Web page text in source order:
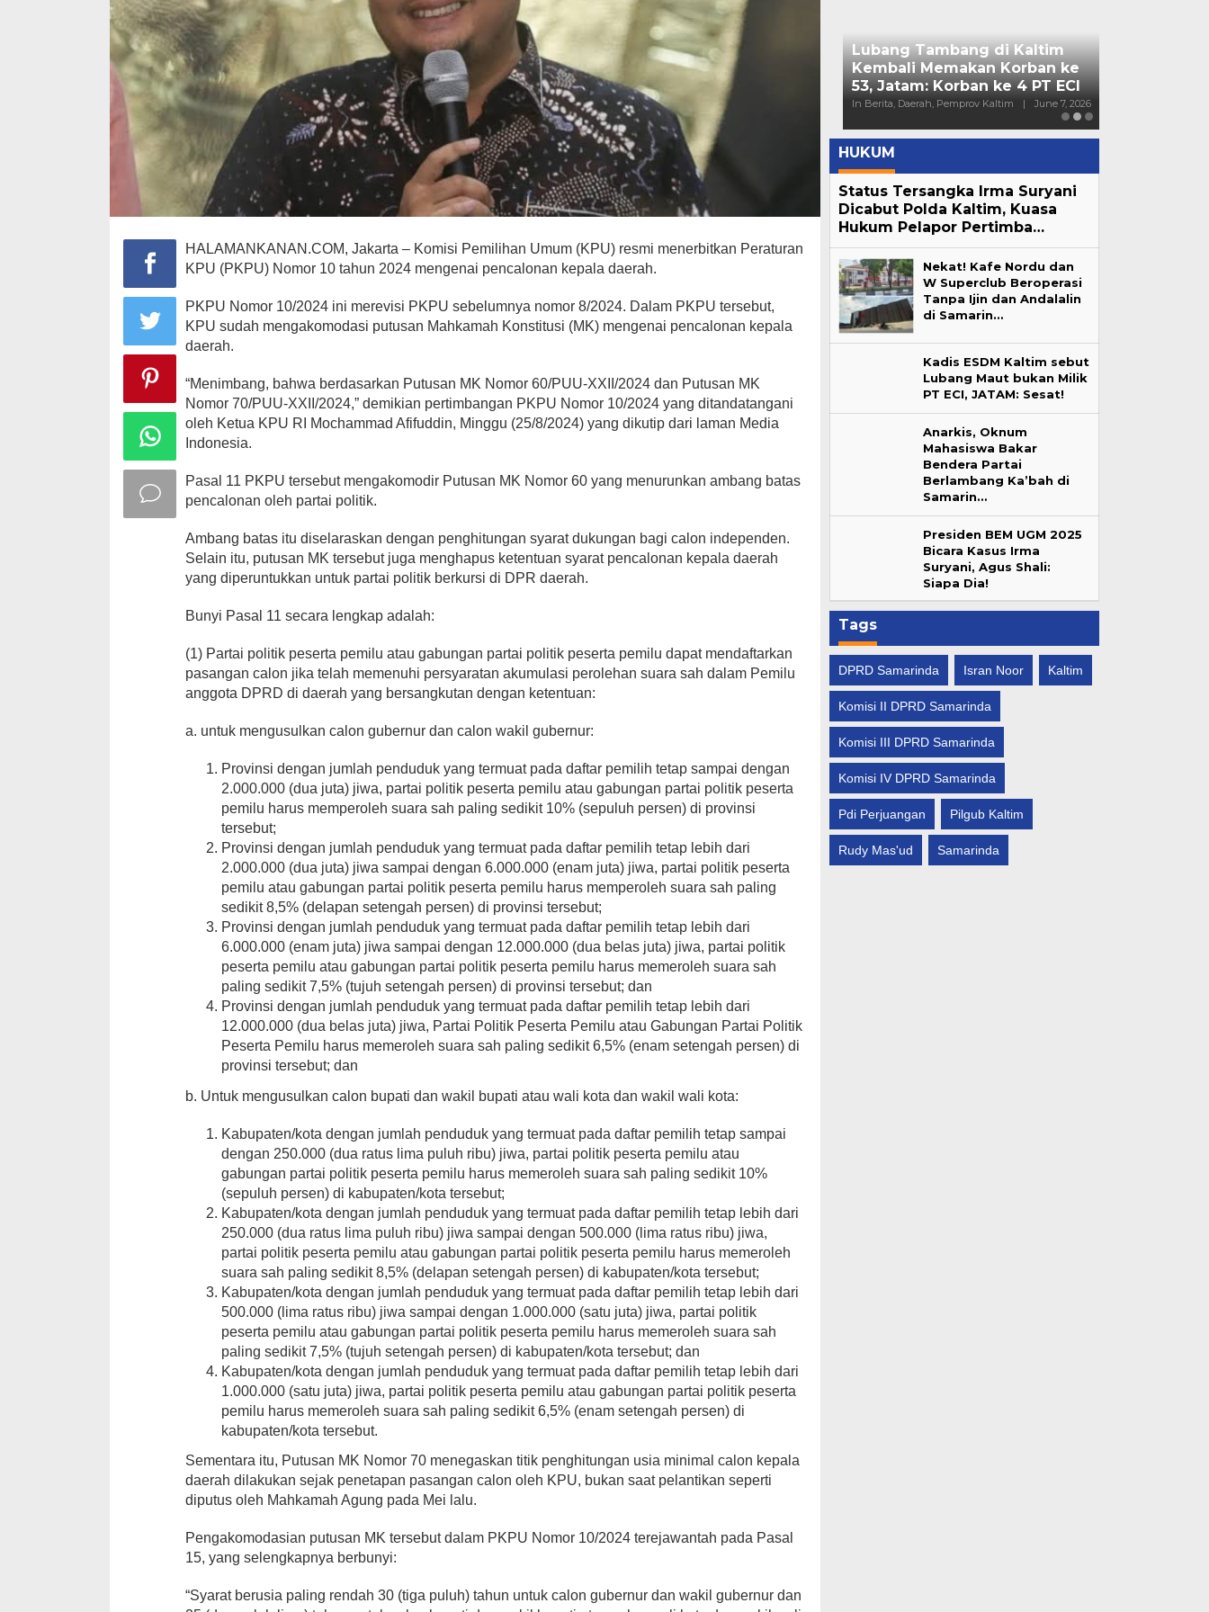
HALAMANKANAN.COM, Jakarta – Komisi Pemilihan Umum (KPU) resmi menerbitkan Peraturan
KPU (PKPU) Nomor 10 tahun 2024 mengenai pencalonan kepala daerah.
PKPU Nomor 10/2024 ini merevisi PKPU sebelumnya nomor 8/2024. Dalam PKPU tersebut,
KPU sudah mengakomodasi putusan Mahkamah Konstitusi (MK) mengenai pencalonan kepala
daerah.
“Menimbang, bahwa berdasarkan Putusan MK Nomor 60/PUU-XXII/2024 dan Putusan MK
Nomor 70/PUU-XXII/2024,” demikian pertimbangan PKPU Nomor 10/2024 yang ditandatangani
oleh Ketua KPU RI Mochammad Afifuddin, Minggu (25/8/2024) yang dikutip dari laman Media
Indonesia.
Pasal 11 PKPU tersebut mengakomodir Putusan MK Nomor 60 yang menurunkan ambang batas
pencalonan oleh partai politik.
Ambang batas itu diselaraskan dengan penghitungan syarat dukungan bagi calon independen.
Selain itu, putusan MK tersebut juga menghapus ketentuan syarat pencalonan kepala daerah
yang diperuntukkan untuk partai politik berkursi di DPR daerah.
Bunyi Pasal 11 secara lengkap adalah:
(1) Partai politik peserta pemilu atau gabungan partai politik peserta pemilu dapat mendaftarkan
pasangan calon jika telah memenuhi persyaratan akumulasi perolehan suara sah dalam Pemilu
anggota DPRD di daerah yang bersangkutan dengan ketentuan:
a. untuk mengusulkan calon gubernur dan calon wakil gubernur:
Provinsi dengan jumlah penduduk yang termuat pada daftar pemilih tetap sampai dengan
2.000.000 (dua juta) jiwa, partai politik peserta pemilu atau gabungan partai politik peserta
pemilu harus memperoleh suara sah paling sedikit 10% (sepuluh persen) di provinsi
tersebut;
Provinsi dengan jumlah penduduk yang termuat pada daftar pemilih tetap lebih dari
2.000.000 (dua juta) jiwa sampai dengan 6.000.000 (enam juta) jiwa, partai politik peserta
pemilu atau gabungan partai politik peserta pemilu harus memperoleh suara sah paling
sedikit 8,5% (delapan setengah persen) di provinsi tersebut;
Provinsi dengan jumlah penduduk yang termuat pada daftar pemilih tetap lebih dari
6.000.000 (enam juta) jiwa sampai dengan 12.000.000 (dua belas juta) jiwa, partai politik
peserta pemilu atau gabungan partai politik peserta pemilu harus memeroleh suara sah
paling sedikit 7,5% (tujuh setengah persen) di provinsi tersebut; dan
Provinsi dengan jumlah penduduk yang termuat pada daftar pemilih tetap lebih dari
12.000.000 (dua belas juta) jiwa, Partai Politik Peserta Pemilu atau Gabungan Partai Politik
Peserta Pemilu harus memeroleh suara sah paling sedikit 6,5% (enam setengah persen) di
provinsi tersebut; dan
b. Untuk mengusulkan calon bupati dan wakil bupati atau wali kota dan wakil wali kota:
Kabupaten/kota dengan jumlah penduduk yang termuat pada daftar pemilih tetap sampai
dengan 250.000 (dua ratus lima puluh ribu) jiwa, partai politik peserta pemilu atau
gabungan partai politik peserta pemilu harus memeroleh suara sah paling sedikit 10%
(sepuluh persen) di kabupaten/kota tersebut;
Kabupaten/kota dengan jumlah penduduk yang termuat pada daftar pemilih tetap lebih dari
250.000 (dua ratus lima puluh ribu) jiwa sampai dengan 500.000 (lima ratus ribu) jiwa,
partai politik peserta pemilu atau gabungan partai politik peserta pemilu harus memeroleh
suara sah paling sedikit 8,5% (delapan setengah persen) di kabupaten/kota tersebut;
Kabupaten/kota dengan jumlah penduduk yang termuat pada daftar pemilih tetap lebih dari
500.000 (lima ratus ribu) jiwa sampai dengan 1.000.000 (satu juta) jiwa, partai politik
peserta pemilu atau gabungan partai politik peserta pemilu harus memeroleh suara sah
paling sedikit 7,5% (tujuh setengah persen) di kabupaten/kota tersebut; dan
Kabupaten/kota dengan jumlah penduduk yang termuat pada daftar pemilih tetap lebih dari
1.000.000 (satu juta) jiwa, partai politik peserta pemilu atau gabungan partai politik peserta
pemilu harus memeroleh suara sah paling sedikit 6,5% (enam setengah persen) di
kabupaten/kota tersebut.
Sementara itu, Putusan MK Nomor 70 menegaskan titik penghitungan usia minimal calon kepala
daerah dilakukan sejak penetapan pasangan calon oleh KPU, bukan saat pelantikan seperti
diputus oleh Mahkamah Agung pada Mei lalu.
Pengakomodasian putusan MK tersebut dalam PKPU Nomor 10/2024 terejawantah pada Pasal
15, yang selengkapnya berbunyi:
“Syarat berusia paling rendah 30 (tiga puluh) tahun untuk calon gubernur dan wakil gubernur dan
Bendera Partai Dibakar, PPP
Kaltim Laporkan Oknum
Mahasiswa ke Polisi!
In Berita, Daerah, Nasional, Politik | May 25, 2026
HUKUM
Status Tersangka Irma Suryani
Dicabut Polda Kaltim, Kuasa
Hukum Pelapor Pertimba…
Nekat! Kafe Nordu dan
W Superclub Beroperasi
Tanpa Ijin dan Andalalin
di Samarin…
Kadis ESDM Kaltim sebut
Lubang Maut bukan Milik
PT ECI, JATAM: Sesat!
Anarkis, Oknum
Mahasiswa Bakar
Bendera Partai
Berlambang Ka’bah di
Samarin…
Presiden BEM UGM 2025
Bicara Kasus Irma
Suryani, Agus Shali:
Siapa Dia!
Tags
DPRD Samarinda Isran Noor Kaltim
Komisi II DPRD Samarinda
Komisi III DPRD Samarinda
Komisi IV DPRD Samarinda
Pdi Perjuangan Pilgub Kaltim
Rudy Mas'ud Samarinda